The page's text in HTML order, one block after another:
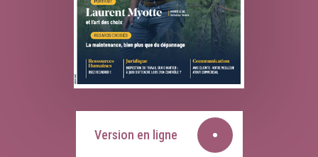
Version en ligne